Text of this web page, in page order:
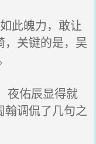
此魄力，敢让
，关键的是，吴
夜佑辰显得就
翰调侃了几句之